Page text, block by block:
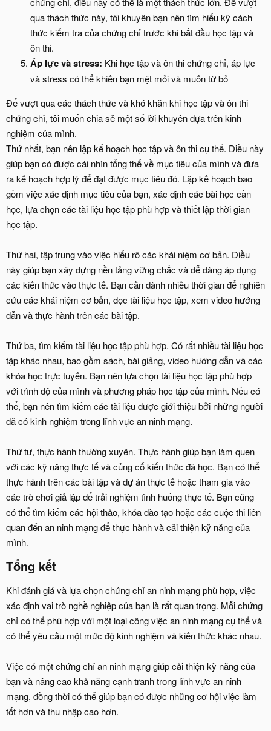
qua thách thức này, tôi khuyên bạn nên tìm hiểu kỹ cách
thức kiểm tra của chứng chỉ trước khi bắt đầu học tập và
ôn thi.
Áp lực và stress: Khi học tập và ôn thi chứng chỉ, áp lực
và stress có thể khiến bạn mệt mỏi và muốn từ bỏ
Để vượt qua các thách thức và khó khăn khi học tập và ôn thi
chứng chỉ, tôi muốn chia sẻ một số lời khuyên dựa trên kinh
nghiệm của mình.
Thứ nhất, bạn nên lập kế hoạch học tập và ôn thi cụ thể. Điều này
giúp bạn có được cái nhìn tổng thể về mục tiêu của mình và đưa
ra kế hoạch hợp lý để đạt được mục tiêu đó. Lập kế hoạch bao
gồm việc xác định mục tiêu của bạn, xác định các bài học cần
học, lựa chọn các tài liệu học tập phù hợp và thiết lập thời gian
học tập.
Thứ hai, tập trung vào việc hiểu rõ các khái niệm cơ bản. Điều
này giúp bạn xây dựng nền tảng vững chắc và dễ dàng áp dụng
các kiến thức vào thực tế. Bạn cần dành nhiều thời gian để nghiên
cứu các khái niệm cơ bản, đọc tài liệu học tập, xem video hướng
dẫn và thực hành trên các bài tập.
Thứ ba, tìm kiếm tài liệu học tập phù hợp. Có rất nhiều tài liệu học
tập khác nhau, bao gồm sách, bài giảng, video hướng dẫn và các
khóa học trực tuyến. Bạn nên lựa chọn tài liệu học tập phù hợp
với trình độ của mình và phương pháp học tập của mình. Nếu có
thể, bạn nên tìm kiếm các tài liệu được giới thiệu bởi những người
đã có kinh nghiệm trong lĩnh vực an ninh mạng.
Thứ tư, thực hành thường xuyên. Thực hành giúp bạn làm quen
với các kỹ năng thực tế và củng cố kiến thức đã học. Bạn có thể
thực hành trên các bài tập và dự án thực tế hoặc tham gia vào
các trò chơi giả lập để trải nghiệm tình huống thực tế. Bạn cũng
có thể tìm kiếm các hội thảo, khóa đào tạo hoặc các cuộc thi liên
quan đến an ninh mạng để thực hành và cải thiện kỹ năng của
mình.
Tổng kết​
Khi đánh giá và lựa chọn chứng chỉ an ninh mạng phù hợp, việc
xác định vai trò nghề nghiệp của bạn là rất quan trọng. Mỗi chứng
chỉ có thể phù hợp với một loại công việc an ninh mạng cụ thể và
có thể yêu cầu một mức độ kinh nghiệm và kiến thức khác nhau.
Việc có một chứng chỉ an ninh mạng giúp cải thiện kỹ năng của
bạn và nâng cao khả năng cạnh tranh trong lĩnh vực an ninh
mạng, đồng thời có thể giúp bạn có được những cơ hội việc làm
tốt hơn và thu nhập cao hơn.